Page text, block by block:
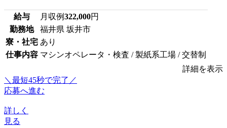
給与 月収例322,000円
勤務地
福井県 坂井市
寮・社宅 あり
仕事内容 マシンオペレータ・検査 / 製紙系工場 / 交替制
詳細を表示
＼最短45秒で完了／
応募へ進む
詳しく
見る